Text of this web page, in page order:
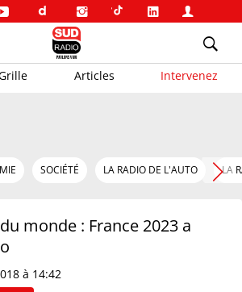
Articles Intervenez
SOCIÉTÉ LA RADIO DE L'AUTO LA
monde : France 2023 a
à 14:42